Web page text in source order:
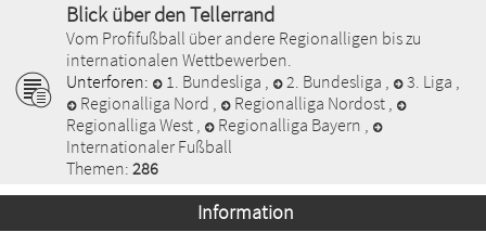
Blick über den Tellerrand
Vom Profifußball über andere Regionalligen bis zu
internationalen Wettbewerben.
Unterforen:
1. Bundesliga , 2. Bundesliga , 3. Liga ,
Regionalliga Nord , Regionalliga Nordost ,
Regionalliga West , Regionalliga Bayern ,
Internationaler Fußball
Themen: 286
Information